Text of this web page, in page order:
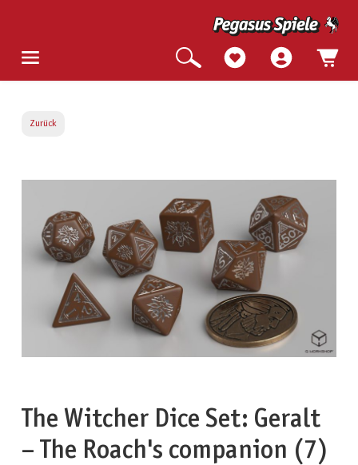
Zurück
The Witcher Dice Set: Geralt
– The Roach's companion (7)